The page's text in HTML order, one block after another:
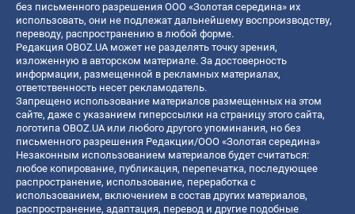
без письменного разрешения ООО «Золотая середина» их
использовать, они не подлежат дальнейшему воспроизводству,
переводу, распространению в любой форме.
Редакция OBOZ.UA может не разделять точку зрения,
изложенную в авторском материале. За достоверность
информации, размещенной в рекламных материалах,
ответственность несет рекламодатель.
Запрещено использование материалов размещенных на этом
сайте, даже с указанием гиперссылки на страницу этого сайта,
логотипа OBOZ.UA или любого другого упоминания, но без
письменного разрешения Редакции/ООО «Золотая середина»
Незаконным использованием материалов будет считаться:
любое копирование, публикация, перепечатка, последующее
распространение, использование, переработка с
использованием, включением в состав других материалов,
распространение, адаптация, перевод и другие подобные